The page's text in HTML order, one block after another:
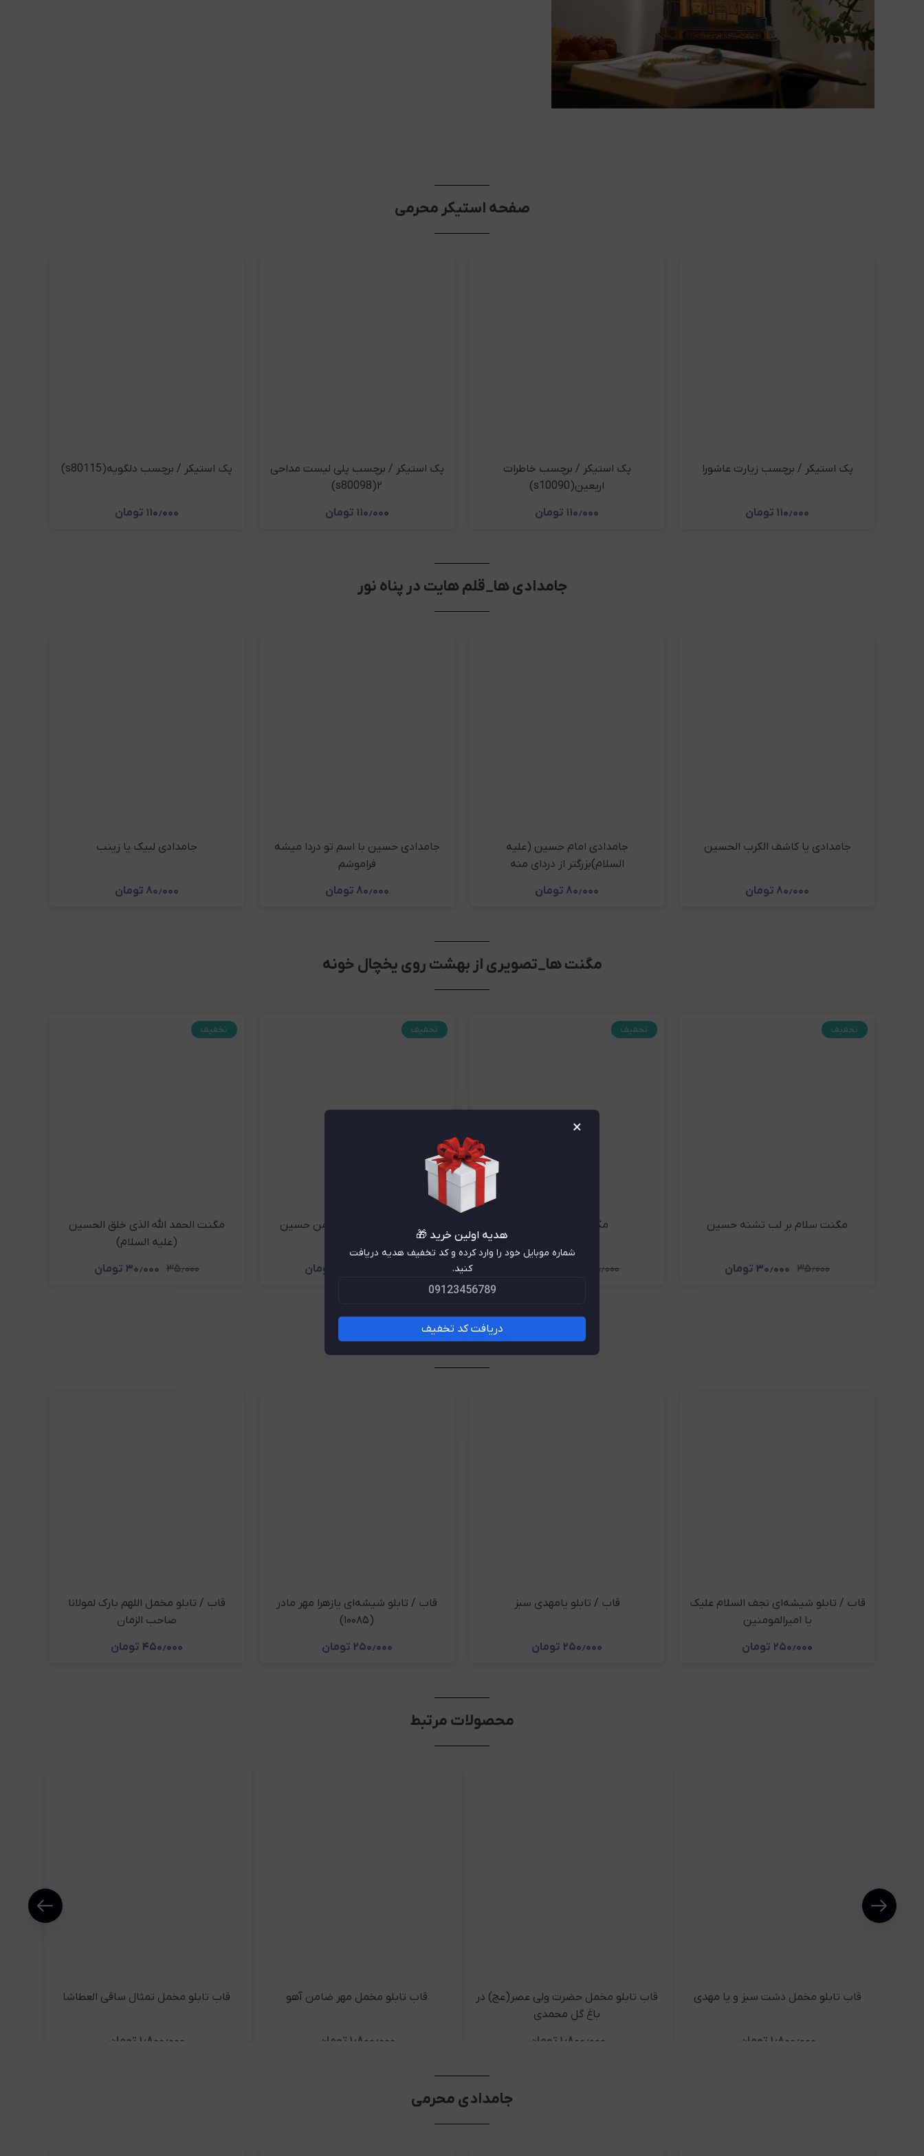
صفحه استیکر محرمی
پک استیکر / برچسب زیارت عاشورا
۱۱۰٫۰۰۰ تومان
پک استیکر / برچسب خاطرات
اربعین(s10090)
۱۱۰٫۰۰۰ تومان
پک استیکر / برچسب پلی لیست مداحی
۲(s80098)
۱۱۰٫۰۰۰ تومان
پک استیکر / برچسب دلگویه(s80115)
۱۱۰٫۰۰۰ تومان
جامدادی ها_قلم هایت در پناه نور
جامدادی یا کاشف الکرب الحسین
۸۰٫۰۰۰ تومان
جامدادی امام حسین (علیه
السلام)بزرگتر از دردای منه
۸۰٫۰۰۰ تومان
جامدادی حسین با اسم تو دردا میشه
فراموشم
۸۰٫۰۰۰ تومان
جامدادی لبیک یا زینب
۸۰٫۰۰۰ تومان
مگنت ها_تصویری از بهشت روی یخچال خونه
تخفیف
مگنت سلام بر لب تشنه حسین
۳۵٫۰۰۰ ۳۰٫۰۰۰ تومان
تخفیف
مگنت حسین گنبد
۳۵٫۰۰۰
تخفیف
مگنت حسین منی و انا من حسین
تومان
تخفیف
مگنت الحمد الله الذی خلق الحسین
(علیه السلام)
۳۵٫۰۰۰ ۳۰٫۰۰۰ تومان
قاب های مغیث
قاب / تابلو شیشه‌ای نجف السلام علیک
یا امیرالمومنین
۲۵۰٫۰۰۰ تومان
قاب / تابلو یامهدی سبز
۲۵۰٫۰۰۰ تومان
قاب / تابلو شیشه‌ای یازهرا مهر مادر
(۱۰۰۸۵)
۲۵۰٫۰۰۰ تومان
قاب / تابلو مخمل اللهم بارک لمولانا
صاحب الزمان
۴۵۰٫۰۰۰ تومان
محصولات مرتبط
قاب تابلو مخمل دشت سبز و یا مهدی
۱٫۸۰۰٫۰۰۰ تومان
قاب تابلو مخمل حضرت ولی عصر(عج) در
باغ گل محمدی
۱٫۸۰۰٫۰۰۰ تومان
قاب تابلو مخمل مهر ضامن آهو
۱٫۸۰۰٫۰۰۰ تومان
قاب تابلو مخمل تمثال ساقی العطاشا
۱٫۸۰۰٫۰۰۰ تومان
جامدادی محرمی
×
هدیه اولین خرید 🎁
شماره موبایل خود را وارد کرده و کد تخفیف هدیه دریافت
کنید.
دریافت کد تخفیف